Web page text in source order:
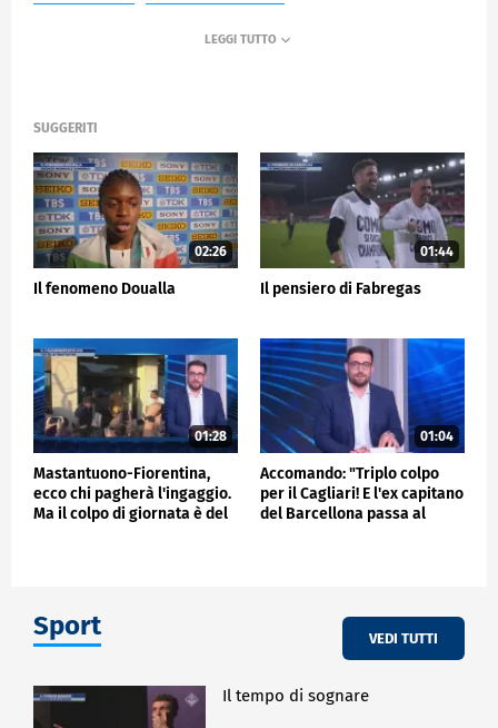
SUGGERITI
02:26
Il fenomeno Doualla
01:44
Il pensiero di Fabregas
01:28
Mastantuono-Fiorentina,
ecco chi pagherà l'ingaggio.
Ma il colpo di giornata è del
01:04
Accomando: "Triplo colpo
per il Cagliari! E l'ex capitano
del Barcellona passa al
Sport VEDI TUTTI
Il tempo di sognare